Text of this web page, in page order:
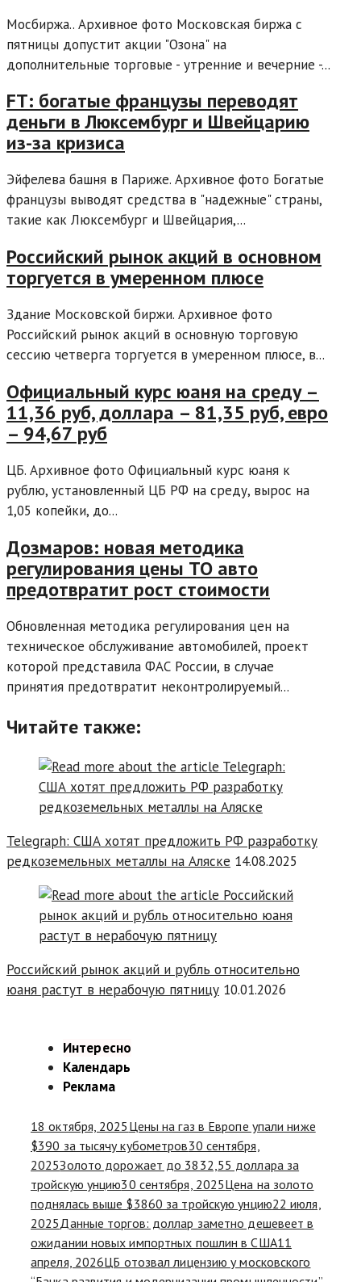
Мосбиржа.. Архивное фото Московская биржа с
пятницы допустит акции "Озона" на
дополнительные торговые - утренние и вечерние -...
FT: богатые французы переводят
деньги в Люксембург и Швейцарию
из-за кризиса
Эйфелева башня в Париже. Архивное фото Богатые
французы выводят средства в "надежные" страны,
такие как Люксембург и Швейцария,...
Российский рынок акций в основном
торгуется в умеренном плюсе
Здание Московской биржи. Архивное фото
Российский рынок акций в основную торговую
сессию четверга торгуется в умеренном плюсе, в...
Официальный курс юаня на среду –
11,36 руб, доллара – 81,35 руб, евро
– 94,67 руб
ЦБ. Архивное фото Официальный курс юаня к
рублю, установленный ЦБ РФ на среду, вырос на
1,05 копейки, до...
Дозмаров: новая методика
регулирования цены ТО авто
предотвратит рост стоимости
Обновленная методика регулирования цен на
техническое обслуживание автомобилей, проект
которой представила ФАС России, в случае
принятия предотвратит неконтролируемый...
Читайте также:
Telegraph: США хотят предложить РФ разработку
редкоземельных металлы на Аляске 14.08.2025
Российский рынок акций и рубль относительно
юаня растут в нерабочую пятницу 10.01.2026
Интересно
Календарь
Реклама
18 октября, 2025 Цены на газ в Европе упали ниже
$390 за тысячу кубометров30 сентября,
2025Золото дорожает до 3832,55 доллара за
тройскую унцию30 сентября, 2025Цена на золото
поднялась выше $3860 за тройскую унцию22 июля,
2025 Данные торгов: доллар заметно дешевеет в
ожидании новых импортных пошлин в США11
апреля, 2026ЦБ отозвал лицензию у московского